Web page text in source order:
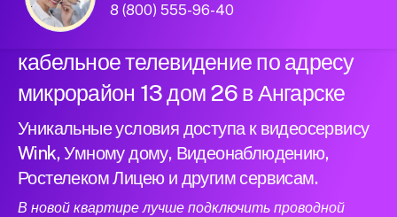
8 (800) 555-96-40
Подключили новый интернет и
кабельное телевидение по адресу
микрорайон 13 дом 26 в Ангарске
Уникальные условия доступа к видеосервису
Wink, Умному дому, Видеонаблюдению,
Ростелеком Лицею и другим сервисам.
В новой квартире лучше подключить проводной